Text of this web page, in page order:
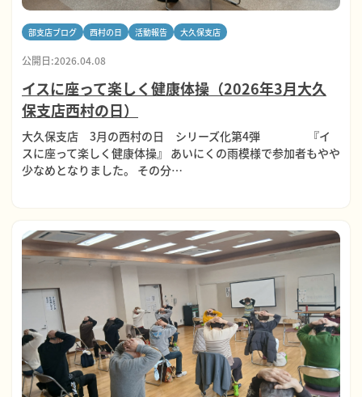
部支店ブログ 西村の日 活動報告 大久保支店
公開日:2026.04.08
イスに座って楽しく健康体操（2026年3月大久
保支店西村の日）
大久保支店 3月の西村の日 シリーズ化第4弾 『イ
スに座って楽しく健康体操』 あいにくの雨模様で参加者もやや
少なめとなりました。 その分…